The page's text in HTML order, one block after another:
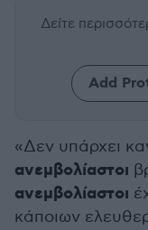
Δείτε
Add
«Δεν υπάρχει
ανεμβολίαστοι
ανεμβολίαστοι
κάποιων